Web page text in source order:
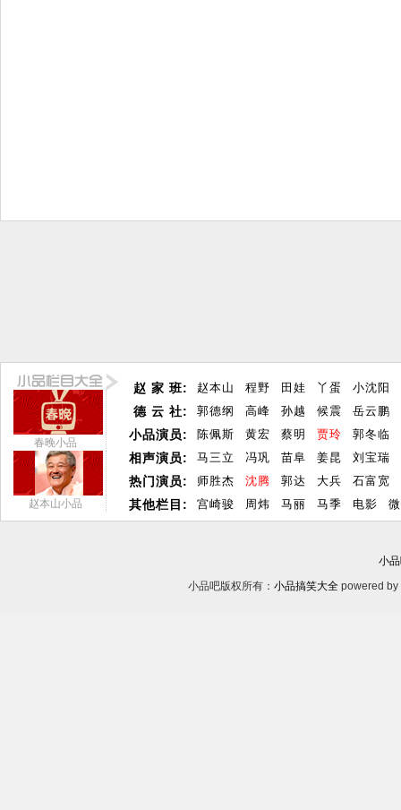
春晚小品
赵本山小品
赵 家 班:
德 云 社:
小品演员:
相声演员:
热门演员:
其他栏目:
赵本山 程野 田娃 丫蛋
小沈阳
郭德纲
高峰 孙越 候震
岳云鹏
陈佩斯
黄宏 蔡明 贾玲
郭冬临
马三立
冯巩 苗阜 姜昆
刘宝瑞
师胜杰
沈腾 郭达 大兵
石富宽
宫崎骏
周炜 马丽 马季 电影
小
小品吧版权所有： 小品搞笑大全 powered by